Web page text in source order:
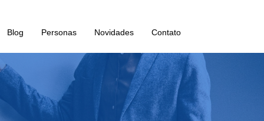
Blog Personas Novidades Contato